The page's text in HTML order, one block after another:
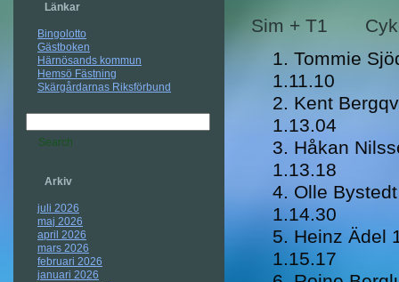
Länkar
Bingolotto
Gästboken
Härnösands kommun
Hemsö Fästning
Skärgårdarnas Riksförbund
Arkiv
juli 2026
maj 2026
april 2026
mars 2026
februari 2026
januari 2026
Sim + T1
1.11.10
Kent
1.13.04
Håkan
1.13.18
Olle
1.14.30
Heinz
1.15.17